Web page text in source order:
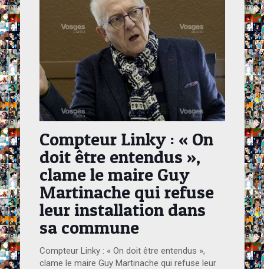
Compteur Linky : « On
doit être entendus »,
clame le maire Guy
Martinache qui refuse
leur installation dans
sa commune
Compteur Linky : « On doit être entendus »,
clame le maire Guy Martinache qui refuse leur